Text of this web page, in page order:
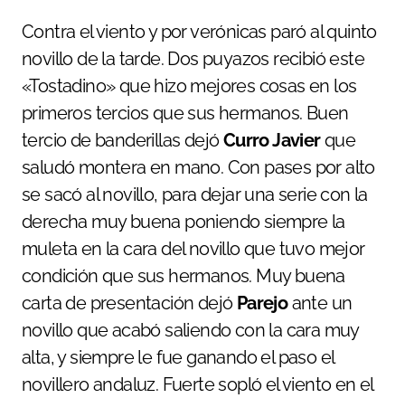
Contra el viento y por verónicas paró al quinto
novillo de la tarde. Dos puyazos recibió este
«Tostadino» que hizo mejores cosas en los
primeros tercios que sus hermanos. Buen
tercio de banderillas dejóCurro Javierque
saludó montera en mano. Con pases por alto
se sacó al novillo, para dejar una serie con la
derecha muy buena poniendo siempre la
muleta en la cara del novillo que tuvo mejor
condición que sus hermanos. Muy buena
carta de presentación dejó Parejoante un
novillo que acabó saliendo con la cara muy
alta, y siempre le fue ganando el paso el
novillero andaluz. Fuerte sopló el viento en el